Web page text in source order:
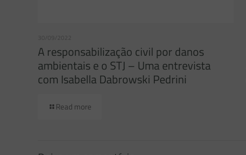
30/09/2022
A responsabilização civil por danos
ambientais e o STJ – Uma entrevista
com Isabella Dabrowski Pedrini
Read more